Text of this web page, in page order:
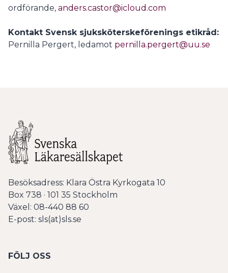
ordförande, anders.castor@icloud.com
Kontakt Svensk sjuksköterskeförenings etikråd:
Pernilla Pergert, ledamot pernilla.pergert@uu.se
Besöksadress: Klara Östra Kyrkogata 10
Box 738 · 101 35 Stockholm
Växel: 08-440 88 60
E-post: sls(at)sls.se
FÖLJ OSS